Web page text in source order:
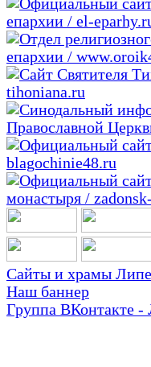
Сайты и храмы
Наш баннер
Группа ВКонтакте